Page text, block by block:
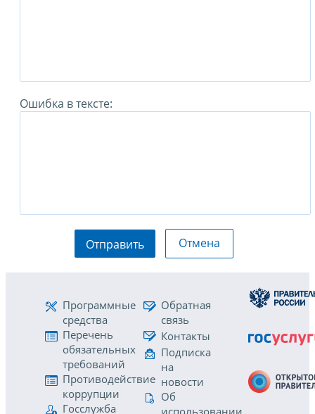
Ошибка в тексте:
Отправить Отмена
Программные
средства
Перечень
обязательных
требований
Противодействие
коррупции
Госслужба
Обратная
связь
Контакты
Подписка
на
новости
Об
использовании